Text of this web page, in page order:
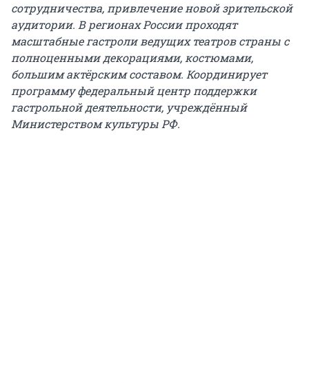
сотрудничества, привлечение новой зрительской
аудитории. В регионах России проходят
масштабные гастроли ведущих театров страны с
полноценными декорациями, костюмами,
большим актёрским составом. Координирует
программу федеральный центр поддержки
гастрольной деятельности, учреждённый
Министерством культуры РФ.